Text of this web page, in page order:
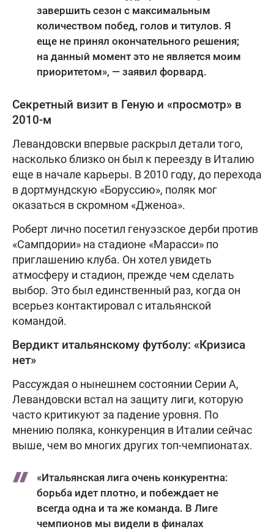
завершить сезон с максимальным
количеством побед, голов и титулов. Я
еще не принял окончательного решения;
на данный момент это не является моим
приоритетом», — заявил форвард.
Секретный визит в Геную и «просмотр» в
2010-м
Левандовски впервые раскрыл детали того,
насколько близко он был к переезду в Италию
еще в начале карьеры. В 2010 году, до перехода
в дортмундскую «Боруссию», поляк мог
оказаться в скромном «Дженоа».
Роберт лично посетил генуэзское дерби против
«Сампдории» на стадионе «Марасси» по
приглашению клуба. Он хотел увидеть
атмосферу и стадион, прежде чем сделать
выбор. Это был единственный раз, когда он
всерьез контактировал с итальянской
командой.
Вердикт итальянскому футболу: «Кризиса
нет»
Рассуждая о нынешнем состоянии Серии А,
Левандовски встал на защиту лиги, которую
часто критикуют за падение уровня. По
мнению поляка, конкуренция в Италии сейчас
выше, чем во многих других топ-чемпионатах.
«Итальянская лига очень конкурентна:
борьба идет плотно, и побеждает не
всегда одна и та же команда. В Лиге
чемпионов мы видели в финалах